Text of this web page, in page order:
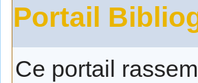
Portail
Ce portail